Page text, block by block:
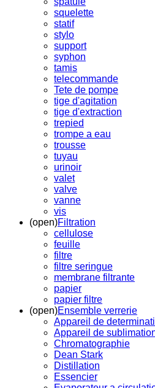
squelette
statif
stylo
support
syphon
tamis
telecommande
Tete de pompe
tige d'agitation
tige d'extraction
trepied
trompe a eau
trousse
tuyau
urinoir
valet
valve
vanne
vis
(open)Filtration
cellulose
feuille
filtre
filtre seringue
membrane filtrante
papier
papier filtre
(open)Ensemble verrerie
Appareil de
Appareil de
Chromatographie
Dean Stark
Distillation
Essencier